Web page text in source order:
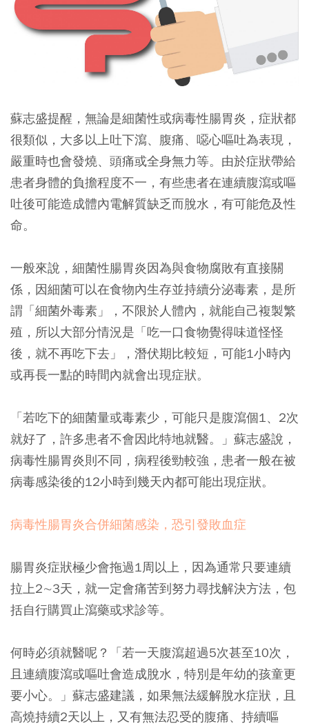
蘇志盛提醒，無論是細菌性或病毒性腸胃炎，症狀都
很類似，大多以上吐下瀉、腹痛、噁心嘔吐為表現，
嚴重時也會發燒、頭痛或全身無力等。由於症狀帶給
患者身體的負擔程度不一，有些患者在連續腹瀉或嘔
吐後可能造成體內電解質缺乏而脫水，有可能危及性
命。
一般來說，細菌性腸胃炎因為與食物腐敗有直接關
係，因細菌可以在食物內生存並持續分泌毒素，是所
謂「細菌外毒素」，不限於人體內，就能自己複製繁
殖，所以大部分情況是「吃一口食物覺得味道怪怪
後，就不再吃下去」，潛伏期比較短，可能1小時內
或再長一點的時間內就會出現症狀。
「若吃下的細菌量或毒素少，可能只是腹瀉個1、2次
就好了，許多患者不會因此特地就醫。」蘇志盛說，
病毒性腸胃炎則不同，病程後勁較強，患者一般在被
病毒感染後的12小時到幾天內都可能出現症狀。
病毒性腸胃炎合併細菌感染，恐引發敗血症
腸胃炎症狀極少會拖過1周以上，因為通常只要連續
拉上2∼3天，就一定會痛苦到努力尋找解決方法，包
括自行購買止瀉藥或求診等。
何時必須就醫呢？「若一天腹瀉超過5次甚至10次，
且連續腹瀉或嘔吐會造成脫水，特別是年幼的孩童更
要小心。」蘇志盛建議，如果無法緩解脫水症狀，且
高燒持續2天以上，又有無法忍受的腹痛、持續嘔